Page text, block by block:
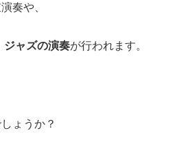
奏や、
ジャズの演奏が行われます。
ょうか？